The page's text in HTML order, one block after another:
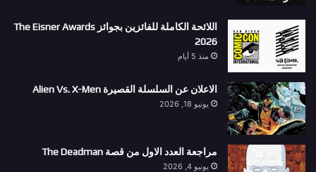
اللائحة الكاملة للفائزين بجوائز The Eisner Awards
2026
منذ 5 أيام
الاعلان عن السلسلة القصيرة Alien Vs. X-Men
يونيو 18, 2026
مراجعة العدد الاول من قصة The Deadman
يونيو 4, 2026